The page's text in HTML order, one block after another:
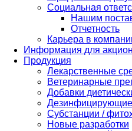
Социальная
Нашим
Отчетность
Карьера в
Информация для
Продукция
Лекарственные
Ветеринарные
Добавки
Субстанции /
Новые разработки